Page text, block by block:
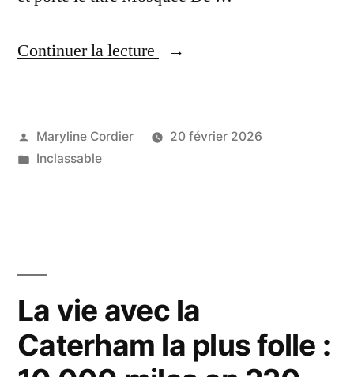
Continuer la lecture
« Drancy,Mosquée
Ramadan
en
direct ! »
Publié
par
Maryline Cordier
20 février 2026
Publié
Inclassable
La vie avec la
Caterham la plus folle :